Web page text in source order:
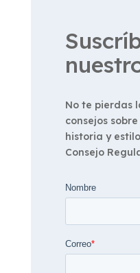
No te pierdas
consejos
historia y
Consejo